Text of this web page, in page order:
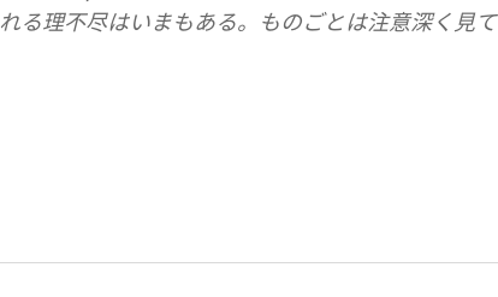
る理不尽はいまもある。ものごとは注意深く見て